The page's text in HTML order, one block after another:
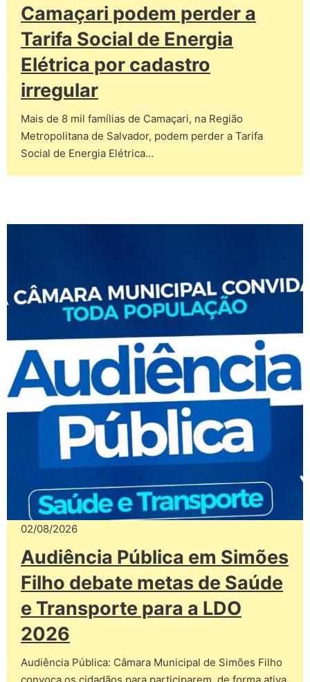
Camaçari podem perder a
Tarifa Social de Energia
Elétrica por cadastro
irregular
Mais de 8 mil famílias de Camaçari, na Região
Metropolitana de Salvador, podem perder a Tarifa
Social de Energia Elétrica…
02/08/2026
Audiência Pública em Simões
Filho debate metas de Saúde
e Transporte para a LDO
2026
Audiência Pública: Câmara Municipal de Simões Filho